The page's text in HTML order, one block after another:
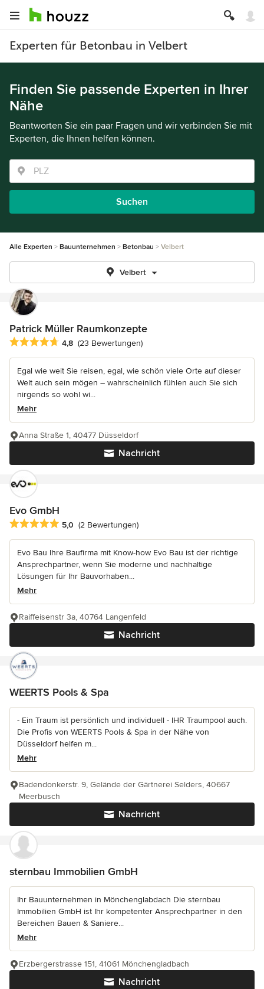
Experten für Betonbau in Velbert
Finden Sie passende Experten in Ihrer
Nähe
Beantworten Sie ein paar Fragen und wir verbinden Sie mit
Experten, die Ihnen helfen können.
Suchen
Alle Experten Bauunternehmen Betonbau Velbert
Velbert
Patrick Müller Raumkonzepte
Durchschnittliche Bewertung: 4.8 von 5 Sternen
4,8 (23 Bewertungen)
Egal wie weit Sie reisen, egal, wie schön viele Orte auf dieser
Welt auch sein mögen – wahrscheinlich fühlen auch Sie sich
nirgends so wohl wi...
Mehr
Nachricht
Anna Straße 1, 40477 Düsseldorf
Evo GmbH
Durchschnittliche Bewertung: 5 von 5 Sternen
5,0 (2 Bewertungen)
Evo Bau Ihre Baufirma mit Know-how Evo Bau ist der richtige
Ansprechpartner, wenn Sie moderne und nachhaltige
Lösungen für Ihr Bauvorhaben...
Mehr
Nachricht
Raiffeisenstr 3a, 40764 Langenfeld
WEERTS Pools & Spa
- Ein Traum ist persönlich und individuell - IHR Traumpool auch.
Die Profis von WEERTS Pools & Spa in der Nähe von
Düsseldorf helfen m...
Mehr
Nachricht
Badendonkerstr. 9, Gelände der Gärtnerei Selders, 40667
Meerbusch
sternbau Immobilien GmbH
Ihr Bauunternehmen in Mönchenglabdach Die sternbau
Immobilien GmbH ist Ihr kompetenter Ansprechpartner in den
Bereichen Bauen & Saniere...
Mehr
Nachricht
Erzbergerstrasse 151, 41061 Mönchengladbach